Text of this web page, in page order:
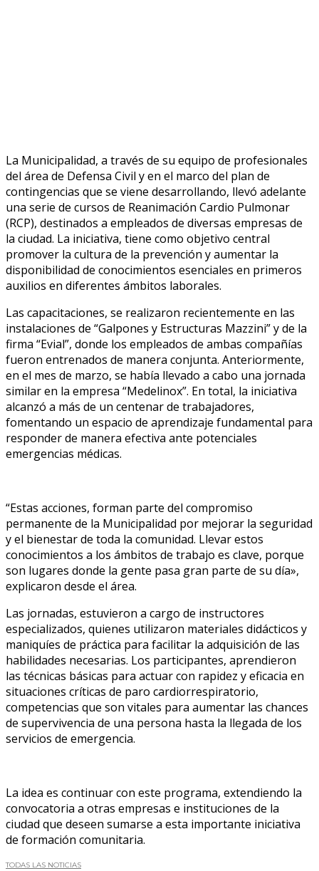
La Municipalidad, a través de su equipo de profesionales
del área de Defensa Civil y en el marco del plan de
contingencias que se viene desarrollando, llevó adelante
una serie de cursos de Reanimación Cardio Pulmonar
(RCP), destinados a empleados de diversas empresas de
la ciudad. La iniciativa, tiene como objetivo central
promover la cultura de la prevención y aumentar la
disponibilidad de conocimientos esenciales en primeros
auxilios en diferentes ámbitos laborales.
Las capacitaciones, se realizaron recientemente en las
instalaciones de “Galpones y Estructuras Mazzini” y de la
firma “Evial”, donde los empleados de ambas compañías
fueron entrenados de manera conjunta. Anteriormente,
en el mes de marzo, se había llevado a cabo una jornada
similar en la empresa “Medelinox”. En total, la iniciativa
alcanzó a más de un centenar de trabajadores,
fomentando un espacio de aprendizaje fundamental para
responder de manera efectiva ante potenciales
emergencias médicas.
“Estas acciones, forman parte del compromiso
permanente de la Municipalidad por mejorar la seguridad
y el bienestar de toda la comunidad. Llevar estos
conocimientos a los ámbitos de trabajo es clave, porque
son lugares donde la gente pasa gran parte de su día»,
explicaron desde el área.
Las jornadas, estuvieron a cargo de instructores
especializados, quienes utilizaron materiales didácticos y
maniquíes de práctica para facilitar la adquisición de las
habilidades necesarias. Los participantes, aprendieron
las técnicas básicas para actuar con rapidez y eficacia en
situaciones críticas de paro cardiorrespiratorio,
competencias que son vitales para aumentar las chances
de supervivencia de una persona hasta la llegada de los
servicios de emergencia.
La idea es continuar con este programa, extendiendo la
convocatoria a otras empresas e instituciones de la
ciudad que deseen sumarse a esta importante iniciativa
de formación comunitaria.
TODAS LAS NOTICIAS